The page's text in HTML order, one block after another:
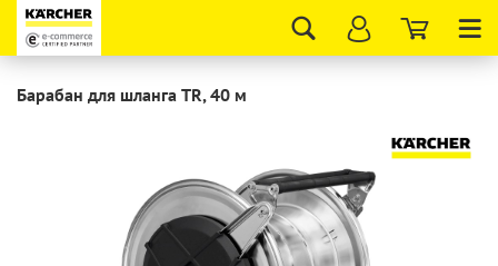
Барабан для шланга TR, 40 м